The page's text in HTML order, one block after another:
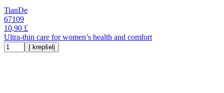
TianDe
67109
10,90 £
Ultra-thin care for women’s health and comfort
Į krepšelį